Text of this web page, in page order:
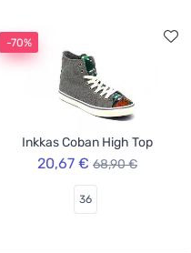
-70%
Inkkas Coban High Top
20,67 € 68,90 €
36